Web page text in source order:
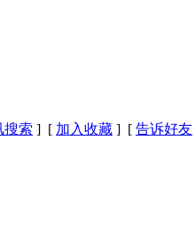
搜索 ] [ 加入收藏 ] [ 告诉好友